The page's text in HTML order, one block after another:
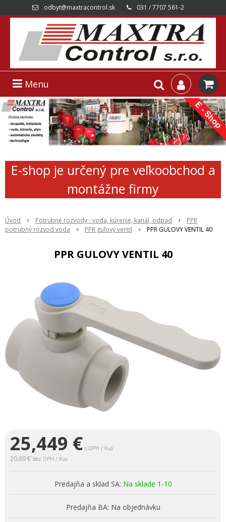
odbyt@maxtracontrol.sk 031 / 7707 561-2
Menu
E-shop je určený pre veľkoobchod a
montážne firmy
Úvod Potrubné rozvody - voda, kúrenie, kanál, odpad
PPR
potrubný rozvod voda
PPR guľový ventil PPR GULOVY VENTIL 40
PPR GULOVY VENTIL 40
25,449 € s DPH / Kus
20,69 € bez DPH / Kus
Predajňa a sklad SA: Na sklade 1-10
Predajňa BA: Na objednávku